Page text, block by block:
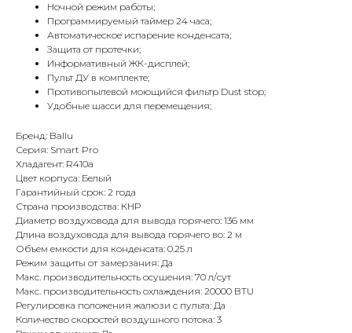
Ночной режим работы;
Программируемый таймер 24 часа;
Автоматическое испарение конденсата;
Защита от протечки;
Информативный ЖК-дисплей;
Пульт ДУ в комплекте;
Противопылевой моющийся фильтр Dust stop;
Удобные шасси для перемещения;
Бренд: Ballu
Серия: Smart Pro
Хладагент: R410a
Цвет корпуса: Белый
Гарантийный срок: 2 года
Страна производства: КНР
Диаметр воздуховода для вывода горячего: 136 мм
Длина воздуховода для вывода горячего во: 2 м
Объем емкости для конденсата: 0.25 л
Режим защиты от замерзания: Да
Макс. производительность осушения: 70 л/сут
Макс. производительность охлаждения: 20000 BTU
Регулировка положения жалюзи с пульта: Да
Количество скоростей воздушного потока: 3